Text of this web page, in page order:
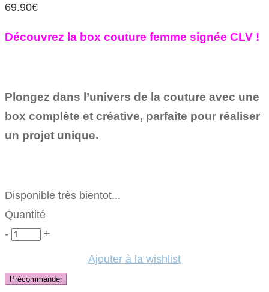
69.90€
Découvrez la box couture femme signée CLV !
Plongez dans l’univers de la couture avec une
box complète et créative, parfaite pour réaliser
un projet unique.
Disponible très bientot...
Quantité
- Quantité
+
Ajouter à la wishlist
Précommander